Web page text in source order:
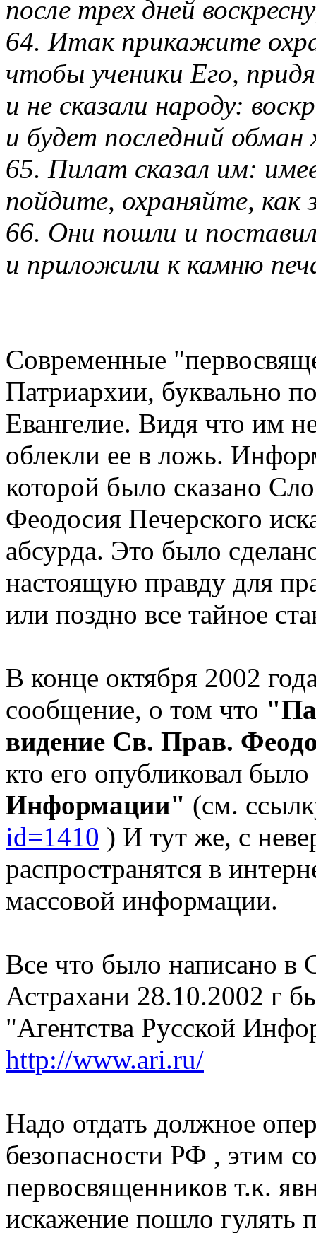
после трех дней
64. Итак прикажите
чтобы ученики Его,
и не сказали народу:
и будет последний обман
65. Пилат сказал им:
пойдите, охраняйте, как
66. Они пошли и
и приложили к камню
Современные
Патриархии, буквально
Евангелие. Видя что им
облекли ее в ложь.
которой было сказано
Феодосия Печерского
абсурда. Это было
настоящую правду для
или поздно все тайное
В конце октября 2002
сообщение, о том что
видение Св. Прав.
кто его опубликовал было
Информации" (см.
id=1410 ) И тут же, с
распространятся в
массовой информации.
Все что было написано
Астрахани 28.10.2002 г
"Агентства Русской
http://www.ari.ru/
Надо отдать должное
безопасности РФ , этим
первосвященников т.к.
искажение пошло гулять